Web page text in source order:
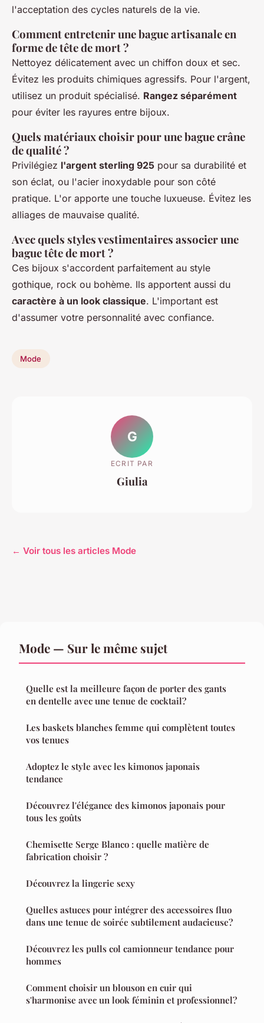
l'acceptation des cycles naturels de la vie.
Comment entretenir une bague artisanale en
forme de tête de mort ?
Nettoyez délicatement avec un chiffon doux et sec.
Évitez les produits chimiques agressifs. Pour l'argent,
utilisez un produit spécialisé. Rangez séparément
pour éviter les rayures entre bijoux.
Quels matériaux choisir pour une bague crâne
de qualité ?
Privilégiez l'argent sterling 925 pour sa durabilité et
son éclat, ou l'acier inoxydable pour son côté
pratique. L'or apporte une touche luxueuse. Évitez les
alliages de mauvaise qualité.
Avec quels styles vestimentaires associer une
bague tête de mort ?
Ces bijoux s'accordent parfaitement au style
gothique, rock ou bohème. Ils apportent aussi du
caractère à un look classique. L'important est
d'assumer votre personnalité avec confiance.
Mode
G
ECRIT PAR
Giulia
← Voir tous les articles Mode
Mode — Sur le même sujet
Quelle est la meilleure façon de porter des gants
en dentelle avec une tenue de cocktail?
Les baskets blanches femme qui complètent toutes
vos tenues
Adoptez le style avec les kimonos japonais
tendance
Découvrez l'élégance des kimonos japonais pour
tous les goûts
Chemisette Serge Blanco : quelle matière de
fabrication choisir ?
Découvrez la lingerie sexy
Quelles astuces pour intégrer des accessoires fluo
dans une tenue de soirée subtilement audacieuse?
Découvrez les pulls col camionneur tendance pour
hommes
Comment choisir un blouson en cuir qui
s'harmonise avec un look féminin et professionnel?